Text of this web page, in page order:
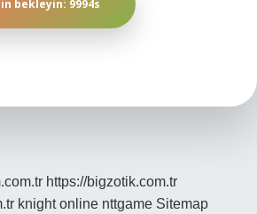
https://bigzotik.com.tr
knight online nttgame Sitemap